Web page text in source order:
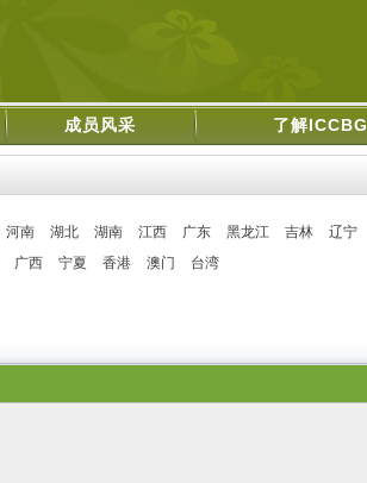
成员风采 了解ICCBG
河南 湖北 湖南 江西 广东 黑龙江 吉林 辽宁
广西 宁夏 香港 澳门 台湾